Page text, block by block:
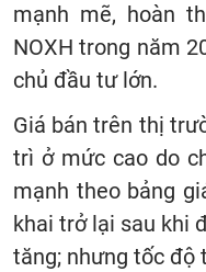
mạnh mẽ, hoàn
NOXH trong năm
chủ đầu tư lớn.
Giá bán trên thị
trì ở mức cao do
mạnh theo bảng
khai trở lại sau khi
tăng; nhưng tốc độ